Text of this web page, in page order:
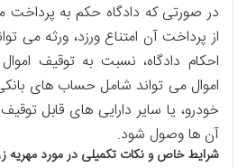
در صورتی که دادگاه حکم به پرداخت
از پرداخت آن امتناع ورزد، ورثه می
احکام دادگاه، نسبت به توقیف
اموال می تواند شامل حساب های
خودرو، یا سایر دارایی های قابل
آن ها وصول شود.
شرایط خاص و نکات تکمیلی در مورد